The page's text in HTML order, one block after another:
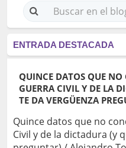
ENTRADA DESTACADA
QUINCE DATOS QUE NO
GUERRA CIVIL Y DE LA
TE DA VERGÜENZA
Quince datos que no
Civil y de la dictadura (y